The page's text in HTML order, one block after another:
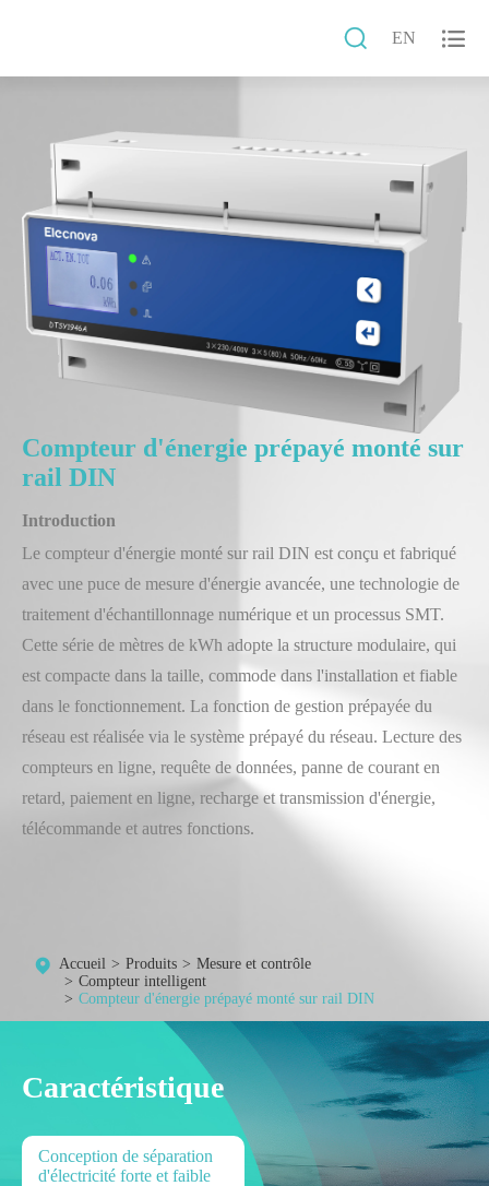
 EN 
Compteur d'énergie prépayé monté sur
rail DIN
Introduction
Le compteur d'énergie monté sur rail DIN est conçu et fabriqué
avec une puce de mesure d'énergie avancée, une technologie de
traitement d'échantillonnage numérique et un processus SMT.
Cette série de mètres de kWh adopte la structure modulaire, qui
est compacte dans la taille, commode dans l'installation et fiable
dans le fonctionnement. La fonction de gestion prépayée du
réseau est réalisée via le système prépayé du réseau. Lecture des
compteurs en ligne, requête de données, panne de courant en
retard, paiement en ligne, recharge et transmission d'énergie,
télécommande et autres fonctions.
Accueil Produits
Mesure et contrôle
Compteur intelligent
Compteur d'énergie prépayé monté sur rail DIN
Caractéristique
Conception de séparation
d'électricité forte et faible